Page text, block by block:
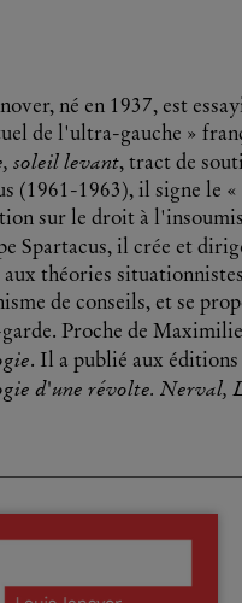
né en 1937, est
de l'ultra-gauche »
soleil levant, tract de
(1961-1963), il signe le
sur le droit à
Spartacus, il crée et
aux théories
de conseils, et se
Proche de
. Il a publié aux
d'une révolte. Nerval,